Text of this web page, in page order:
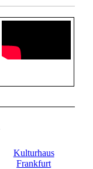
Kulturhaus
Frankfurt